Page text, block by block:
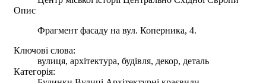
Опис
Фрагмент фасаду на вул. Коперника, 4.
Ключові слова:
вулиця, архітектура, будівля, декор, деталь
Категорія: